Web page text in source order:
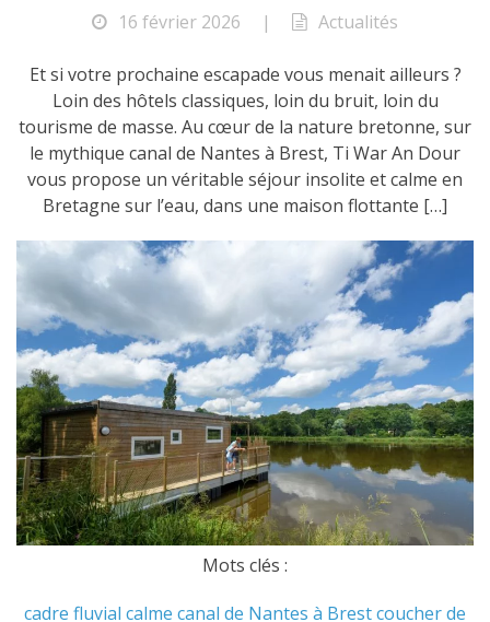
16 février 2026 | Actualités
Et si votre prochaine escapade vous menait ailleurs ?
Loin des hôtels classiques, loin du bruit, loin du
tourisme de masse. Au cœur de la nature bretonne, sur
le mythique canal de Nantes à Brest, Ti War An Dour
vous propose un véritable séjour insolite et calme en
Bretagne sur l’eau, dans une maison flottante […]
Mots clés :
cadre fluvial calme canal de Nantes à Brestcoucher de